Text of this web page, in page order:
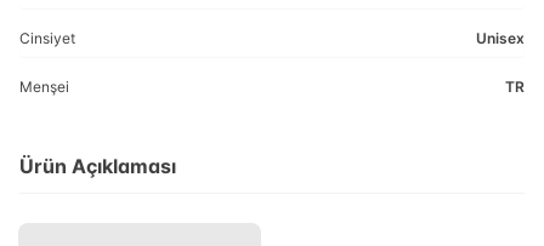
Cinsiyet Unisex
Menşei TR
Ürün Açıklaması